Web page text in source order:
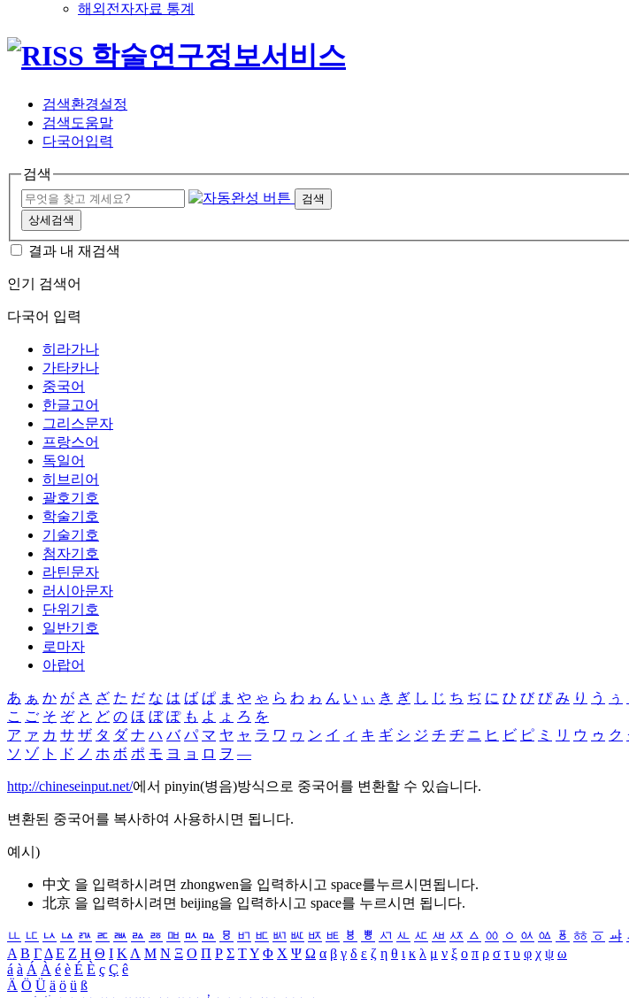
해외전자자료 통계
검색환경설정
검색도움말
다국어입력
검색
검색
상세검색
결과 내 재검색
인기 검색어
다국어 입력
히라가나
가타카나
중국어
한글고어
그리스문자
프랑스어
독일어
히브리어
괄호기호
학술기호
기술기호
첨자기호
라틴문자
러시아문자
단위기호
일반기호
로마자
아랍어
あ ぁ か が さ ざ た だ な は ば ぱ ま や ゃ ら わ ゎ ん い ぃ き ぎ し じ ち ぢ に ひ び ぴ み り う ぅ
こ ご そ ぞ と ど の ほ ぼ ぽ も よ ょ ろ を
ア ァ カ サ ザ タ ダ ナ ハ バ パ マ ヤ ャ ラ ワ ヮ ン イ ィ キ ギ シ ジ チ ヂ ニ ヒ ビ ピ ミ リ ウ ゥ ク
ソ ゾ ト ド ノ ホ ボ ポ モ ヨ ョ ロ ヲ ―
http://chineseinput.net/에서 pinyin(병음)방식으로 중국어를 변환할 수 있습니다.
변환된 중국어를 복사하여 사용하시면 됩니다.
예시)
中文 을 입력하시려면 zhongwen을 입력하시고 space를누르시면됩니다.
北京 을 입력하시려면 beijing을 입력하시고 space를 누르시면 됩니다.
ㅥ ㅦ ㅧ ㅨ ㅩ ㅪ ㅫ ㅬ ㅭ ㅮ ㅯ ㅰ ㅱ ㅲ ㅳ ㅴ ㅵ ㅶ ㅷ ㅸ ㅹ ㅺ ㅻ ㅼ ㅽ ㅾ ㅿ ㆀ ㆁ ㆂ ㆃ ㆄ ㆅ ㆆ ㆇ
Α Β ΓΔ Ε Ζ Η Θ Ι ΚΛ Μ Ν Ξ Ο Π Ρ Σ ΤΥ Φ Χ Ψ Ω α β γ δ ε ζ η θ ι κ λ μ ν ξ ο π ρ σ τ υ φ χ ψ ω
á à Á À é è É È ç Ç ê
Ä Ö Ü ä ö ü ß